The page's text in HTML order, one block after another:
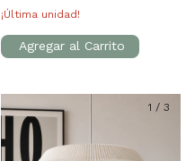
¡Última unidad!
1 / 3